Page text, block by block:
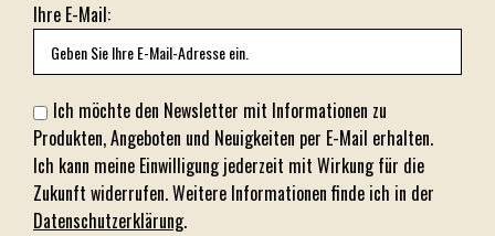
Ihre E-Mail:
Ich möchte den Newsletter mit Informationen zu
Produkten, Angeboten und Neuigkeiten per E-Mail erhalten.
Ich kann meine Einwilligung jederzeit mit Wirkung für die
Zukunft widerrufen. Weitere Informationen finde ich in der
Datenschutzerklärung.